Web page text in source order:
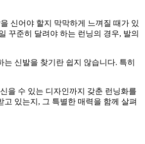
신어야 할지 막막하게 느껴질 때가 있
꾸준히 달려야 하는 런닝의 경우, 발의
신발을 찾기란 쉽지 않습니다. 특히
을 수 있는 디자인까지 갖춘 런닝화를
있는지, 그 특별한 매력을 함께 살펴